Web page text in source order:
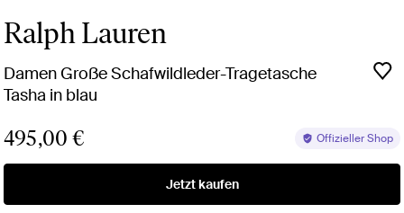
Ralph Lauren
Damen Große Schafwildleder-Tragetasche
Tasha in blau
495,00 € Offizieller Shop
Jetzt kaufen